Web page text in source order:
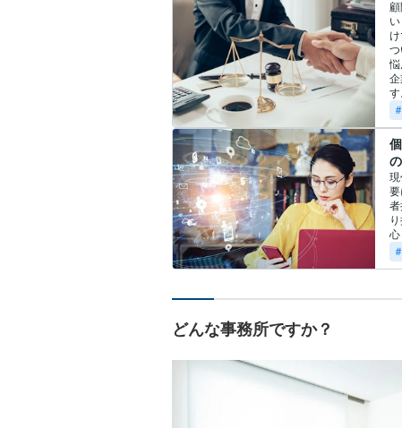
す
どんな事務所ですか？